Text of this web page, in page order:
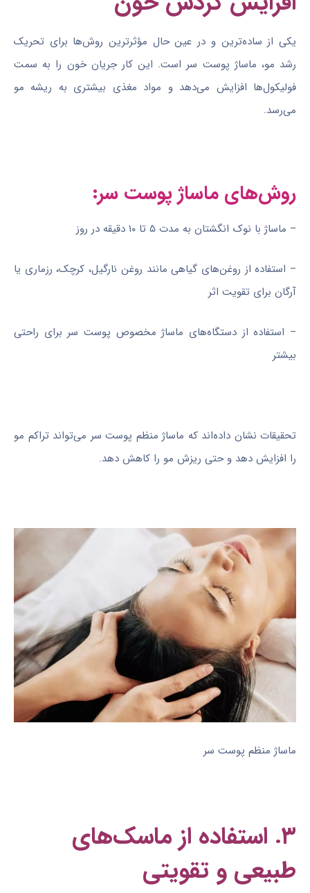
یکی از ساده‌ترین و در عین حال مؤثرترین روش‌ها برای تحریک
رشد مو، ماساژ پوست سر است. این کار جریان خون را به سمت
فولیکول‌ها افزایش می‌دهد و مواد مغذی بیشتری به ریشه مو
می‌رسد.
روش‌های ماساژ پوست سر:
– ماساژ با نوک انگشتان به مدت ۵ تا ۱۰ دقیقه در روز
– استفاده از روغن‌های گیاهی مانند روغن نارگیل، کرچک، رزماری یا
آرگان برای تقویت اثر
– استفاده از دستگاه‌های ماساژ مخصوص پوست سر برای راحتی
بیشتر
تحقیقات نشان داده‌اند که ماساژ منظم پوست سر می‌تواند تراکم مو
را افزایش دهد و حتی ریزش مو را کاهش دهد.
ماساژ منظم پوست سر
۳. استفاده از ماسک‌های
طبیعی و تقویتی